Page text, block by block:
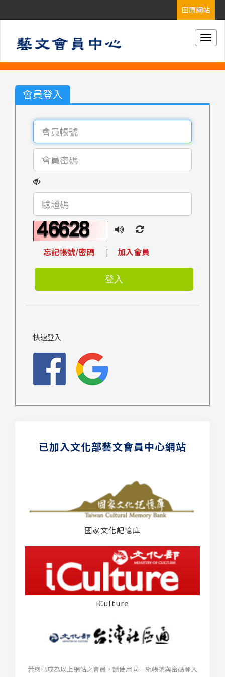
會員登入
忘記帳號/密碼 | 加入會員
快速登入
已加入文化部藝文會員中心網站
國家文化記憶庫
iCulture
若您已成為以上網站之會員，請使用同一組帳號與密碼登入